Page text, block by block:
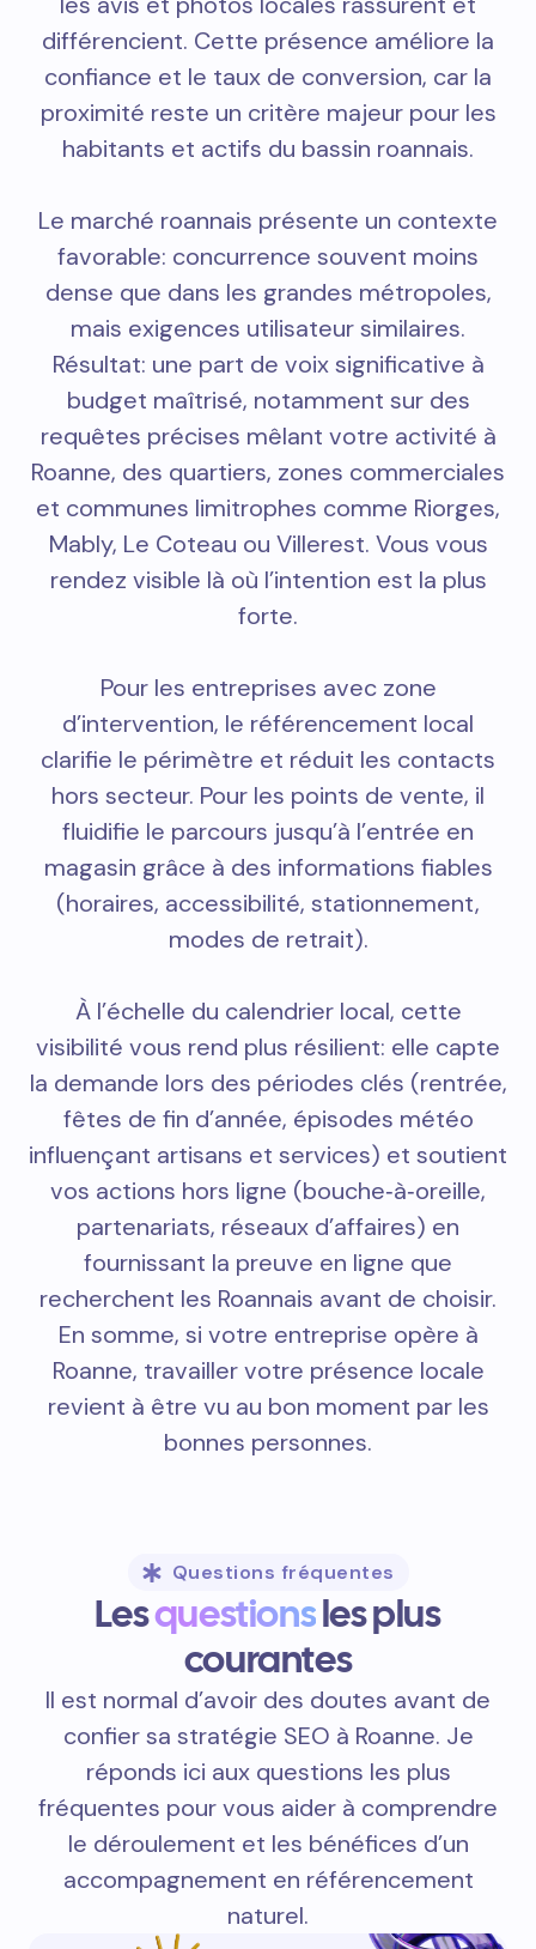
différencient. Cette présence améliore la
confiance et le taux de conversion, car la
proximité reste un critère majeur pour les
habitants et actifs du bassin roannais.
Le marché roannais présente un contexte
favorable: concurrence souvent moins
dense que dans les grandes métropoles,
mais exigences utilisateur similaires.
Résultat: une part de voix significative à
budget maîtrisé, notamment sur des
requêtes précises mêlant votre activité à
Roanne, des quartiers, zones commerciales
et communes limitrophes comme Riorges,
Mably, Le Coteau ou Villerest. Vous vous
rendez visible là où l’intention est la plus
forte.
Pour les entreprises avec zone
d’intervention, le référencement local
clarifie le périmètre et réduit les contacts
hors secteur. Pour les points de vente, il
fluidifie le parcours jusqu’à l’entrée en
magasin grâce à des informations fiables
(horaires, accessibilité, stationnement,
modes de retrait).
À l’échelle du calendrier local, cette
visibilité vous rend plus résilient: elle capte
la demande lors des périodes clés (rentrée,
fêtes de fin d’année, épisodes météo
influençant artisans et services) et soutient
vos actions hors ligne (bouche‑à‑oreille,
partenariats, réseaux d’affaires) en
fournissant la preuve en ligne que
recherchent les Roannais avant de choisir.
En somme, si votre entreprise opère à
Roanne, travailler votre présence locale
revient à être vu au bon moment par les
bonnes personnes.
Questions fréquentes
Lesquestionsles plus
courantes
Il est normal d’avoir des doutes avant de
confier sa stratégie SEO à Roanne. Je
réponds ici aux questions les plus
fréquentes pour vous aider à comprendre
le déroulement et les bénéfices d’un
accompagnement en référencement
naturel.